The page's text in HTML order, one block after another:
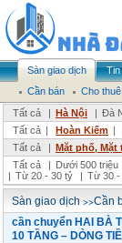
Sàn giao dịch
Cần bán
Cho thuê
Tất cả
| Hà Nội | Đà
Tất cả | Hoàn Kiếm |
Tất cả
| Mặt phố, Mặt
Tất cả
| Dưới 500 triệu
| Từ 20 - 30 tỷ | Từ 30 -
Sàn giao dịch >>Cần
cần chuyển HAI BÀ
10 TẦNG – DÒNG